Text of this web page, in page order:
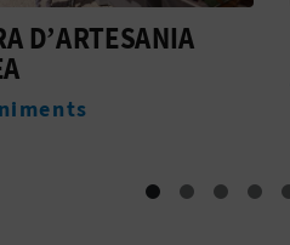
GADEA